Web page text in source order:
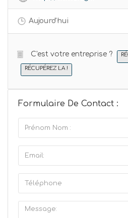
Aujourd'hui
C'est votre entreprise ?
RÉCUPÉREZ LA !
Formulaire De Contact :